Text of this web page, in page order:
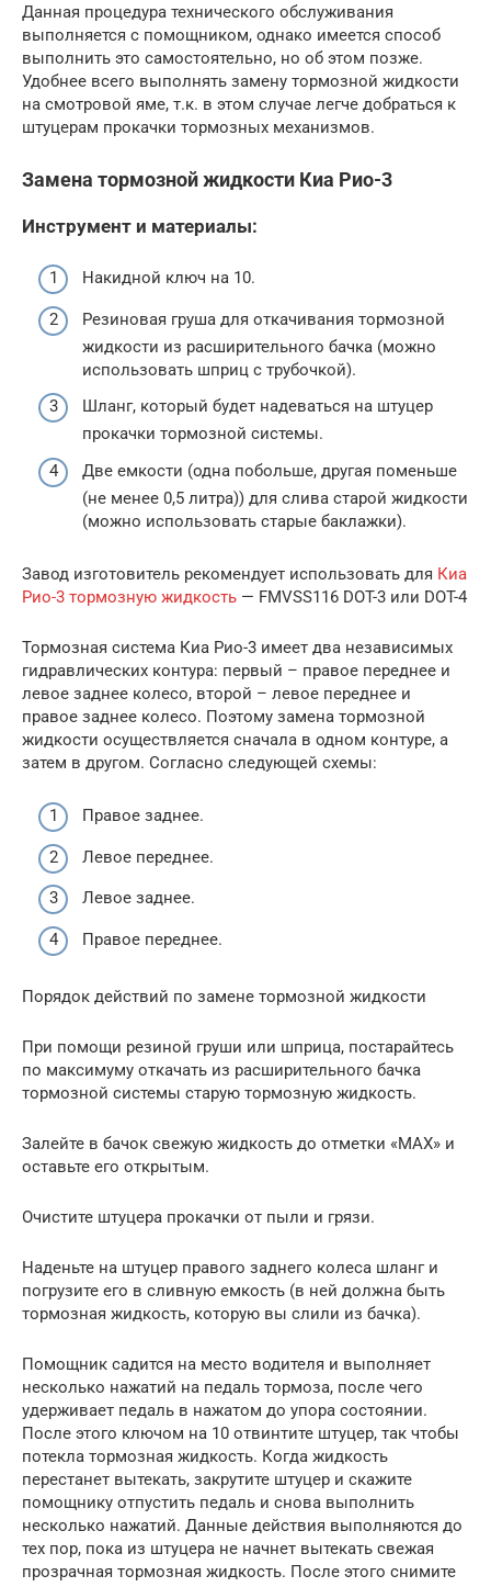
Данная процедура технического обслуживания
выполняется с помощником, однако имеется способ
выполнить это самостоятельно, но об этом позже.
Удобнее всего выполнять замену тормозной жидкости
на смотровой яме, т.к. в этом случае легче добраться к
штуцерам прокачки тормозных механизмов.
Замена тормозной жидкости Киа Рио-3
Инструмент и материалы:
Накидной ключ на 10.
Резиновая груша для откачивания тормозной
жидкости из расширительного бачка (можно
использовать шприц с трубочкой).
Шланг, который будет надеваться на штуцер
прокачки тормозной системы.
Две емкости (одна побольше, другая поменьше
(не менее 0,5 литра)) для слива старой жидкости
(можно использовать старые баклажки).
Завод изготовитель рекомендует использовать для Киа
Рио-3 тормозную жидкость — FMVSS116 DOT-3 или DOT-4
Тормозная система Киа Рио-3 имеет два независимых
гидравлических контура: первый – правое переднее и
левое заднее колесо, второй – левое переднее и
правое заднее колесо. Поэтому замена тормозной
жидкости осуществляется сначала в одном контуре, а
затем в другом. Согласно следующей схемы:
Правое заднее.
Левое переднее.
Левое заднее.
Правое переднее.
Порядок действий по замене тормозной жидкости
При помощи резиной груши или шприца, постарайтесь
по максимуму откачать из расширительного бачка
тормозной системы старую тормозную жидкость.
Залейте в бачок свежую жидкость до отметки «МАХ» и
оставьте его открытым.
Очистите штуцера прокачки от пыли и грязи.
Наденьте на штуцер правого заднего колеса шланг и
погрузите его в сливную емкость (в ней должна быть
тормозная жидкость, которую вы слили из бачка).
Помощник садится на место водителя и выполняет
несколько нажатий на педаль тормоза, после чего
удерживает педаль в нажатом до упора состоянии.
После этого ключом на 10 отвинтите штуцер, так чтобы
потекла тормозная жидкость. Когда жидкость
перестанет вытекать, закрутите штуцер и скажите
помощнику отпустить педаль и снова выполнить
несколько нажатий. Данные действия выполняются до
тех пор, пока из штуцера не начнет вытекать свежая
прозрачная тормозная жидкость. После этого снимите